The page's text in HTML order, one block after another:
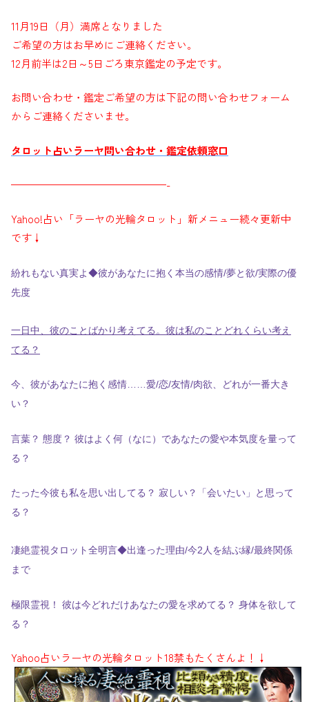
11月19日（月） 満席となりました
ご希望の方はお早めにご連絡ください。
12月前半は2日～5日ごろ東京鑑定の予定です。
お問い合わせ・鑑定ご希望の方は下記の問い合わせフォーム
からご連絡くださいませ。
タロット占いラーヤ問い合わせ・鑑定依頼窓口
———————————————-
Yahoo!占い「ラーヤの光輪タロット」新メニュー続々更新中
です↓
紛れもない真実よ◆彼があなたに抱く本当の感情/夢と欲/実際の優
先度
一日中、彼のことばかり考えてる。彼は私のことどれくらい考え
てる？
今、彼があなたに抱く感情……愛/恋/友情/肉欲、どれが一番大き
い？
言葉？ 態度？ 彼はよく何（なに）であなたの愛や本気度を量って
る？
たった今彼も私を思い出してる？ 寂しい？「会いたい」と思って
る？
凄絶霊視タロット全明言◆出逢った理由/今2人を結ぶ縁/最終関係
まで
極限霊視！ 彼は今どれだけあなたの愛を求めてる？ 身体を欲して
る？
Yahoo占いラーヤの光輪タロット18禁もたくさんよ！↓